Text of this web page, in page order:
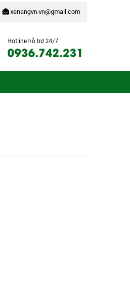
xenangvn.vn@gmail.com
Hotline hỗ trợ 24/7
0936.742.231